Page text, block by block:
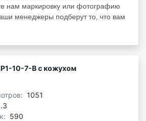
нам маркировку или фотографию
менеджеры подберут то, что вам
10-7-В с кожухом
1051
590